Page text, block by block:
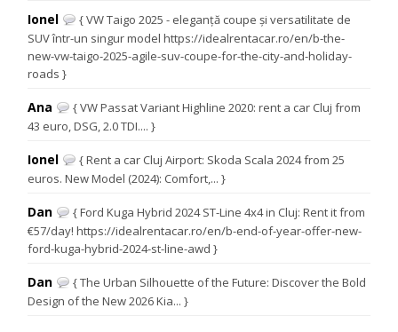
Ionel
{ VW Taigo 2025 - eleganță coupe și versatilitate de
SUV într-un singur model https://idealrentacar.ro/en/b-the-
new-vw-taigo-2025-agile-suv-coupe-for-the-city-and-holiday-
roads }
Ana
{ VW Passat Variant Highline 2020: rent a car Cluj from
43 euro, DSG, 2.0 TDI.... }
Ionel
{ Rent a car Cluj Airport: Skoda Scala 2024 from 25
euros. New Model (2024): Comfort,... }
Dan
{ Ford Kuga Hybrid 2024 ST-Line 4x4 in Cluj: Rent it from
€57/day! https://idealrentacar.ro/en/b-end-of-year-offer-new-
ford-kuga-hybrid-2024-st-line-awd }
Dan
{ The Urban Silhouette of the Future: Discover the Bold
Design of the New 2026 Kia... }